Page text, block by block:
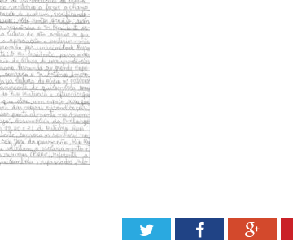
TwitterFacebook